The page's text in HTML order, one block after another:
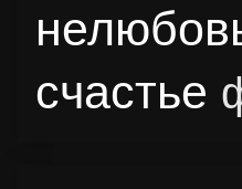
счастье